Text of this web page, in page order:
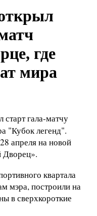
где
мира
старт гала-матчу
"Кубок легенд".
апреля на новой
квартала
мэра, построили на
в сверхкороткие